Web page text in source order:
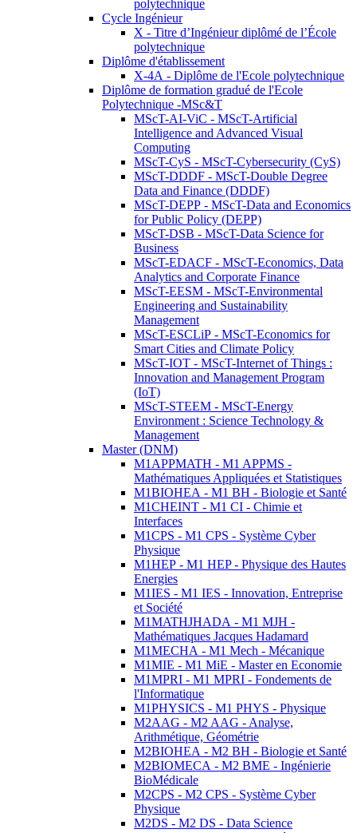
polytechnique
Cycle Ingénieur
X - Titre d’Ingénieur diplômé de l’École
polytechnique
Diplôme d'établissement
X-4A - Diplôme de l'Ecole polytechnique
Diplôme de formation gradué de l'Ecole
Polytechnique -MSc&T
MScT-AI-ViC - MScT-Artificial
Intelligence and Advanced Visual
Computing
MScT-CyS - MScT-Cybersecurity (CyS)
MScT-DDDF - MScT-Double Degree
Data and Finance (DDDF)
MScT-DEPP - MScT-Data and Economics
for Public Policy (DEPP)
MScT-DSB - MScT-Data Science for
Business
MScT-EDACF - MScT-Economics, Data
Analytics and Corporate Finance
MScT-EESM - MScT-Environmental
Engineering and Sustainability
Management
MScT-ESCLiP - MScT-Economics for
Smart Cities and Climate Policy
MScT-IOT - MScT-Internet of Things :
Innovation and Management Program
(IoT)
MScT-STEEM - MScT-Energy
Environment : Science Technology &
Management
Master (DNM)
M1APPMATH - M1 APPMS -
Mathématiques Appliquées et Statistiques
M1BIOHEA - M1 BH - Biologie et Santé
M1CHEINT - M1 CI - Chimie et
Interfaces
M1CPS - M1 CPS - Système Cyber
Physique
M1HEP - M1 HEP - Physique des Hautes
Energies
M1IES - M1 IES - Innovation, Entreprise
et Société
M1MATHJHADA - M1 MJH -
Mathématiques Jacques Hadamard
M1MECHA - M1 Mech - Mécanique
M1MIE - M1 MiE - Master en Economie
M1MPRI - M1 MPRI - Fondements de
l'Informatique
M1PHYSICS - M1 PHYS - Physique
M2AAG - M2 AAG - Analyse,
Arithmétique, Géométrie
M2BIOHEA - M2 BH - Biologie et Santé
M2BIOMECA - M2 BME - Ingénierie
BioMédicale
M2CPS - M2 CPS - Système Cyber
Physique
M2DS - M2 DS - Data Science